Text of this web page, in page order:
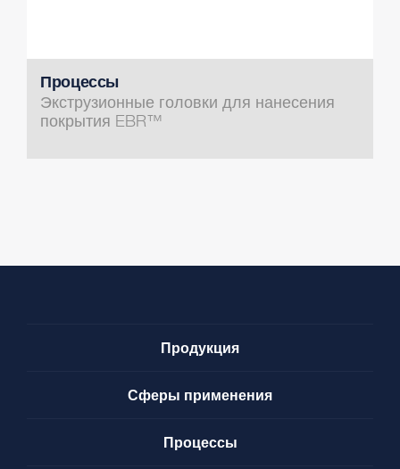
Процессы
Экструзионные головки для нанесения
покрытия EBR™
Продукция
Сферы применения
Процессы